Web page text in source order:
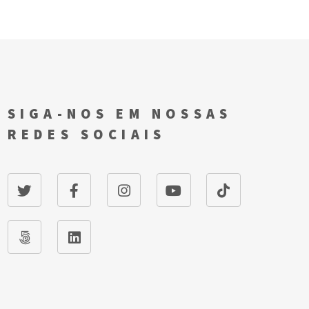
SIGA-NOS EM NOSSAS
REDES SOCIAIS